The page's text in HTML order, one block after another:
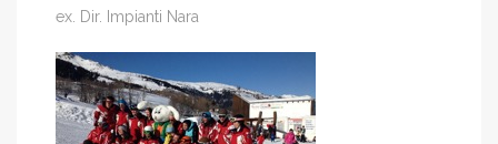
ex. Dir. Impianti Nara